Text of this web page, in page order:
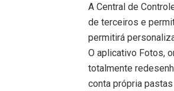
A Central de
de terceiros e
permitirá
O aplicativo Fotos,
totalmente
conta própria